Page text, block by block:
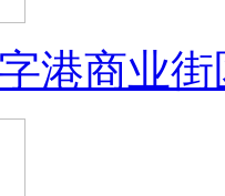
港商业